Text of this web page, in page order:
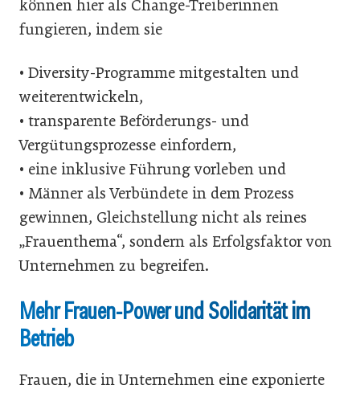
können hier als Change-Treiberinnen
fungieren, indem sie
• Diversity-Programme mitgestalten und
weiterentwickeln,
• transparente Beförderungs- und
Vergütungsprozesse einfordern,
• eine inklusive Führung vorleben und
• Männer als Verbündete in dem Prozess
gewinnen, Gleichstellung nicht als reines
„Frauenthema“, sondern als Erfolgsfaktor von
Unternehmen zu begreifen.
Mehr Frauen-Power und Solidarität im
Betrieb
Frauen, die in Unternehmen eine exponierte